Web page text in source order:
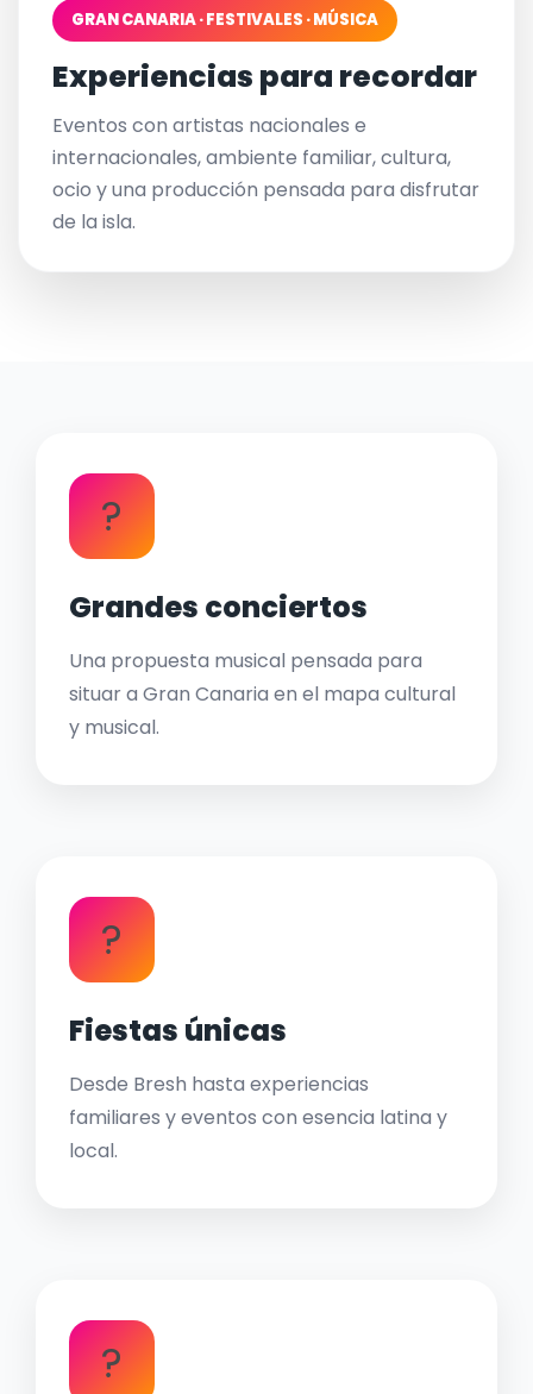
GRAN CANARIA · FESTIVALES · MÚSICA
Experiencias para recordar
Eventos con artistas nacionales e
internacionales, ambiente familiar, cultura,
ocio y una producción pensada para disfrutar
de la isla.
?
Grandes conciertos
Una propuesta musical pensada para
situar a Gran Canaria en el mapa cultural
y musical.
?
Fiestas únicas
Desde Bresh hasta experiencias
familiares y eventos con esencia latina y
local.
?